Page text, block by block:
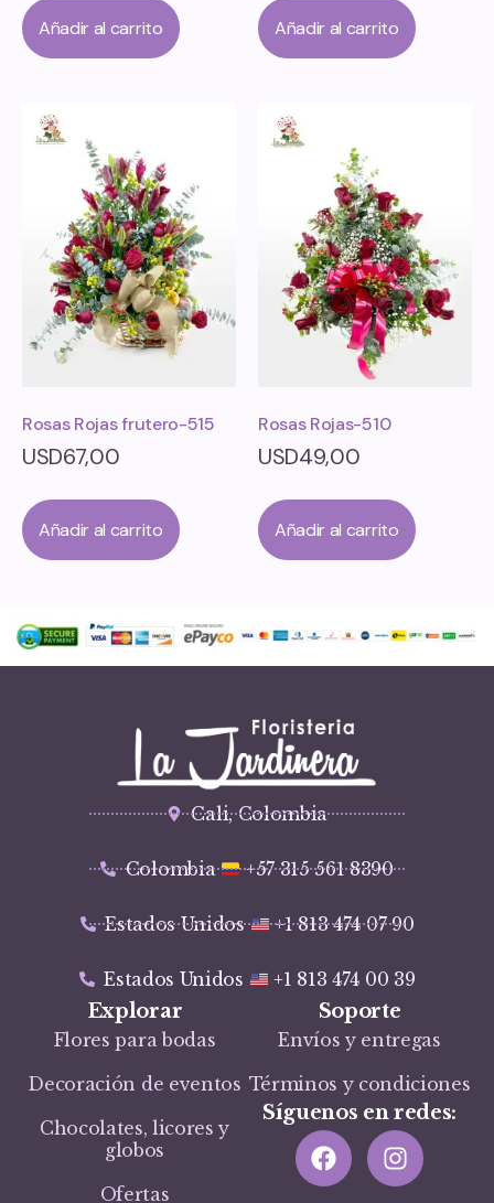
Añadir al carrito Añadir al carrito
Rosas Rojas frutero-515
USD67,00
Añadir al carrito
Rosas Rojas-510
USD49,00
Añadir al carrito
Cali, Colombia
Colombia +57 315 561 8390
Estados Unidos +1 813 474 07 90
Estados Unidos +1 813 474 00 39
Explorar
Flores para bodas
Decoración de eventos
Chocolates, licores y
globos
Ofertas
Soporte
Envíos y entregas
Términos y condiciones
Síguenos en redes: